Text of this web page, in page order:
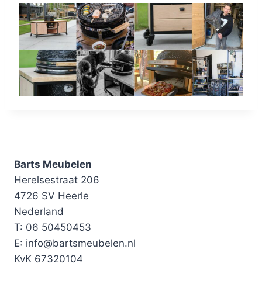
Barts Meubelen
Herelsestraat 206
4726 SV Heerle
Nederland
T: 06 50450453
E: info@bartsmeubelen.nl
KvK 67320104